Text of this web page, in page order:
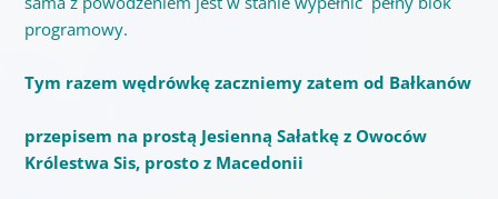
programowy.
Tym razem wędrówkę zaczniemy zatem od Bałkanów
przepisem na prostą Jesienną Sałatkę z Owoców
Królestwa Sis, prosto z Macedonii